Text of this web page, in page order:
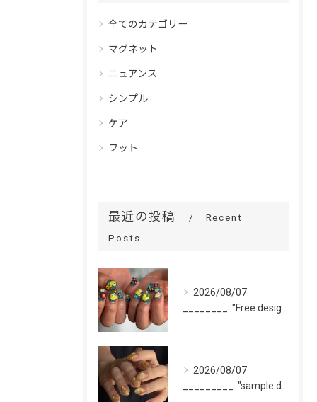
全てのカテゴリー
マグネット
ニュアンス
シンプル
ケア
フット
最近の投稿
Recent
Posts
2026/08/07
2026/08/07